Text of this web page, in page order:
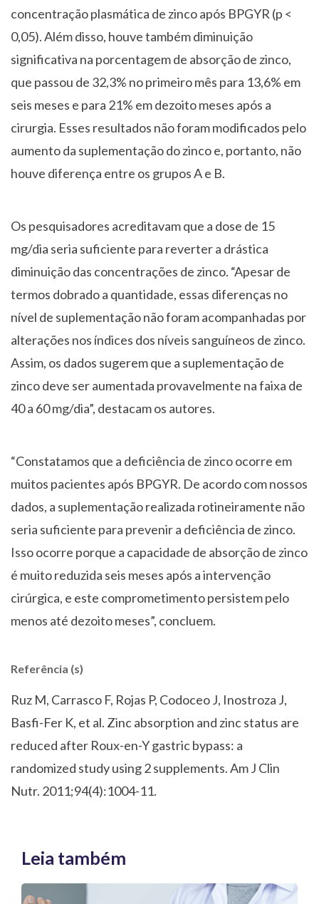
concentração plasmática de zinco após BPGYR (p <
0,05). Além disso, houve também diminuição
significativa na porcentagem de absorção de zinco,
que passou de 32,3% no primeiro mês para 13,6% em
seis meses e para 21% em dezoito meses após a
cirurgia. Esses resultados não foram modificados pelo
aumento da suplementação do zinco e, portanto, não
houve diferença entre os grupos A e B.
Os pesquisadores acreditavam que a dose de 15
mg/dia seria suficiente para reverter a drástica
diminuição das concentrações de zinco. “Apesar de
termos dobrado a quantidade, essas diferenças no
nível de suplementação não foram acompanhadas por
alterações nos índices dos níveis sanguíneos de zinco.
Assim, os dados sugerem que a suplementação de
zinco deve ser aumentada provavelmente na faixa de
40 a 60 mg/dia”, destacam os autores.
“Constatamos que a deficiência de zinco ocorre em
muitos pacientes após BPGYR. De acordo com nossos
dados, a suplementação realizada rotineiramente não
seria suficiente para prevenir a deficiência de zinco.
Isso ocorre porque a capacidade de absorção de zinco
é muito reduzida seis meses após a intervenção
cirúrgica, e este comprometimento persistem pelo
menos até dezoito meses”, concluem.
Referência (s)
Ruz M, Carrasco F, Rojas P, Codoceo J, Inostroza J,
Basfi-Fer K, et al. Zinc absorption and zinc status are
reduced after Roux-en-Y gastric bypass: a
randomized study using 2 supplements. Am J Clin
Nutr. 2011;94(4):1004-11.
Leia também